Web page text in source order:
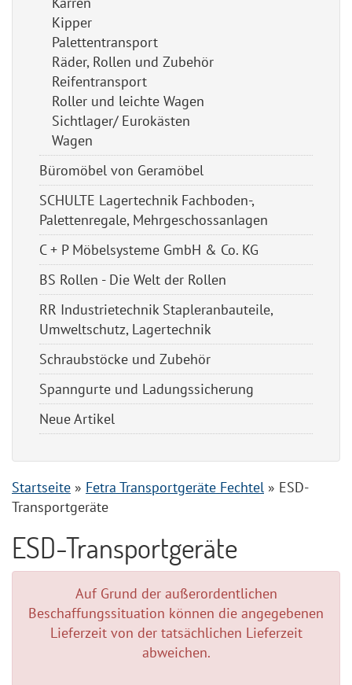
Kipper
Palettentransport
Räder, Rollen und Zubehör
Reifentransport
Roller und leichte Wagen
Sichtlager/ Eurokästen
Wagen
Büromöbel von Geramöbel
SCHULTE Lagertechnik Fachboden-,
Palettenregale, Mehrgeschossanlagen
C + P Möbelsysteme GmbH & Co. KG
BS Rollen - Die Welt der Rollen
RR Industrietechnik Stapleranbauteile,
Umweltschutz, Lagertechnik
Schraubstöcke und Zubehör
Spanngurte und Ladungssicherung
Neue Artikel
Startseite » Fetra Transportgeräte Fechtel » ESD-
Transportgeräte
ESD-Transportgeräte
Auf Grund der außerordentlichen
Beschaffungssituation können die angegebenen
Lieferzeit von der tatsächlichen Lieferzeit
abweichen.